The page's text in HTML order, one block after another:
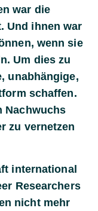
war die
Und ihnen war
wenn sie
Um dies zu
unabhängige,
schaffen.
Nachwuchs
zu vernetzen
international
Researchers
nicht mehr